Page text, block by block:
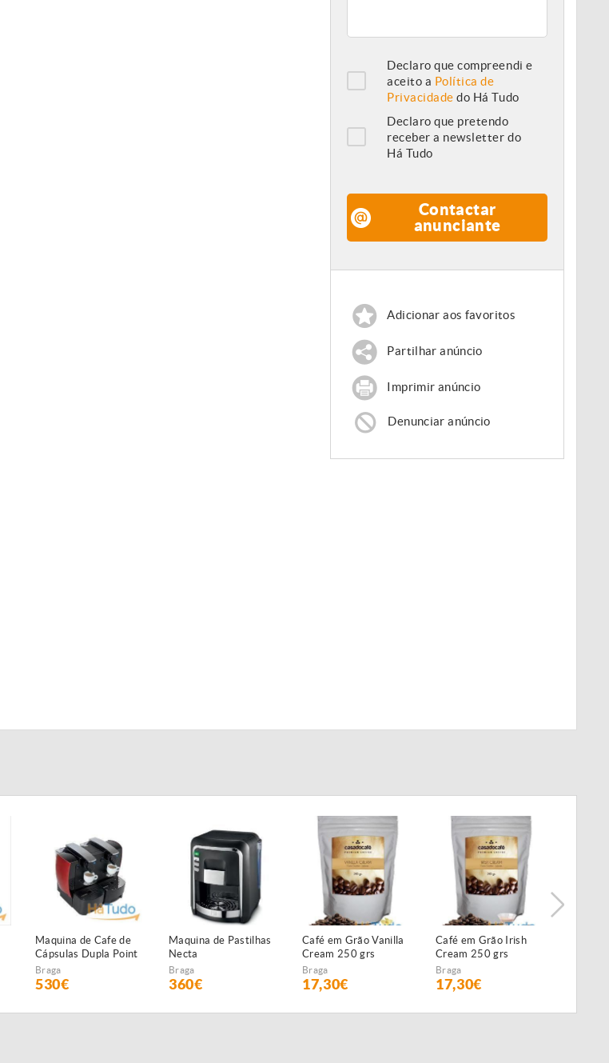
Declaro que compreendi e
aceito a Política de
Privacidade do Há Tudo
Declaro que pretendo
receber a newsletter do
Há Tudo
Contactar
anunciante
Adicionar aos favoritos
Partilhar anúncio
Imprimir anúncio
Denunciar anúncio
Maquina de Cafe de
Cápsulas Dupla Point
Braga
530€
Maquina de Pastilhas
Necta
Braga
360€
Café em Grão Vanilla
Cream 250 grs
Braga
17,30€
Café em Grão Irish
Cream 250 grs
Braga
17,30€